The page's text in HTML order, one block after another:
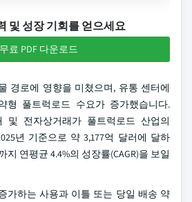
및 성장 기회를 얻으세요
무료 PDF 다운로드
경로에 영향을 미쳤으며, 유통 센터에
형 풀트럭로드 수요가 증가했습니다.
및 전자상거래가 풀트럭로드 산업의
년 기준으로 약 3,177억 달러에 달하
지 연평균 4.4%의 성장률(CAGR)을 보일
가하는 사용과 이틀 또는 당일 배송 약